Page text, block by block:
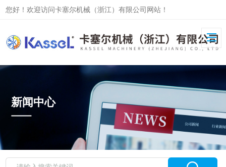
您好！欢迎访问卡塞尔机械（浙江）有限公司网站！
新闻中心